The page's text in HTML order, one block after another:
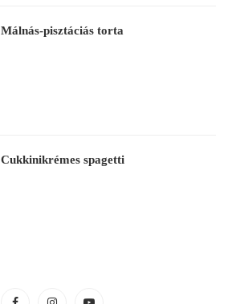
Málnás-pisztáciás torta
Cukkinikrémes spagetti